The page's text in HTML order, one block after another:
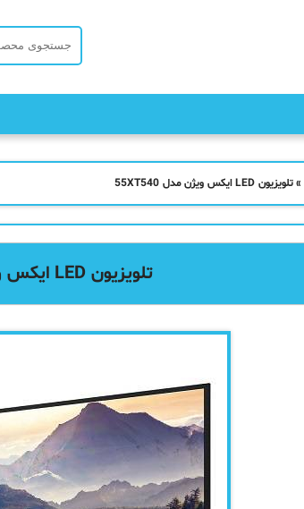
»تلویزیون LED ایکس ویژن مدل 55XT540
تلویزیون LED ایکس ویژن مدل 55XT540